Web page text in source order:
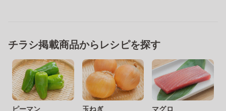
チラシ掲載商品からレシピを探す
ピーマン 玉ねぎ マグロ